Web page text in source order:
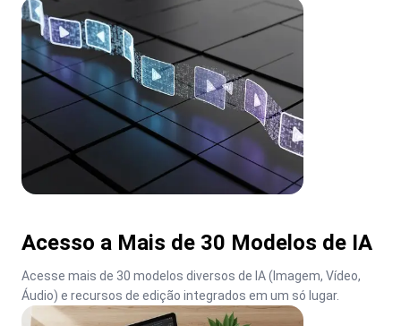
Acesso a Mais de 30 Modelos de IA
Acesse mais de 30 modelos diversos de IA (Imagem, Vídeo,
Áudio) e recursos de edição integrados em um só lugar.